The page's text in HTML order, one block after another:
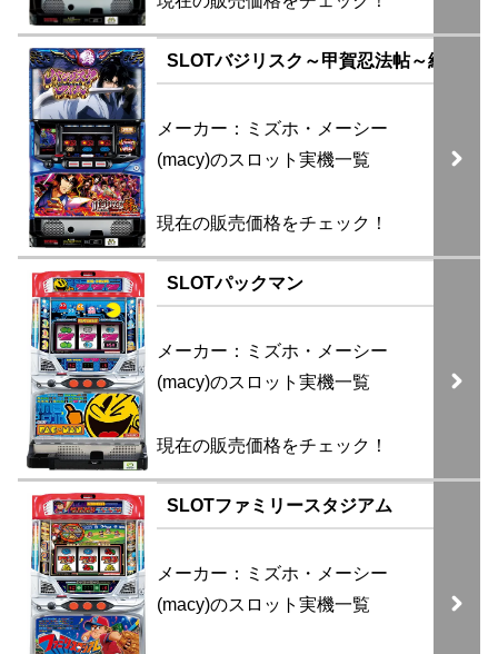
SLOTバジリスク～甲賀忍法帖～絆2 (甲
メーカー：ミズホ・メーシー
(macy)のスロット実機一覧
現在の販売価格をチェック！
SLOTパックマン
メーカー：ミズホ・メーシー
(macy)のスロット実機一覧
現在の販売価格をチェック！
SLOTファミリースタジアム
メーカー：ミズホ・メーシー
(macy)のスロット実機一覧